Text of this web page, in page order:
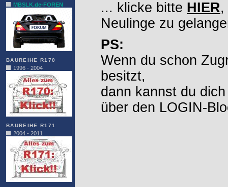
MBSLK.de-FOREN
BAUREIHE R170
1996 - 2004
BAUREIHE R171
2004 - 2011
... klicke bitte HIER,
Neulinge zu
PS:
Wenn du schon
besitzt,
dann kannst du
über den LOGIN-